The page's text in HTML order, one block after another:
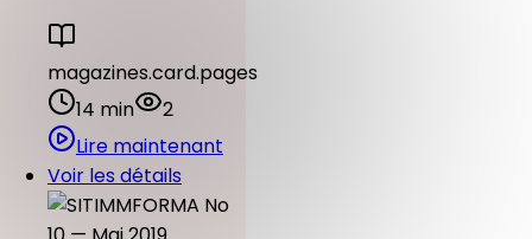
magazines.card.pages
14 min
2
Lire maintenant
Voir les détails